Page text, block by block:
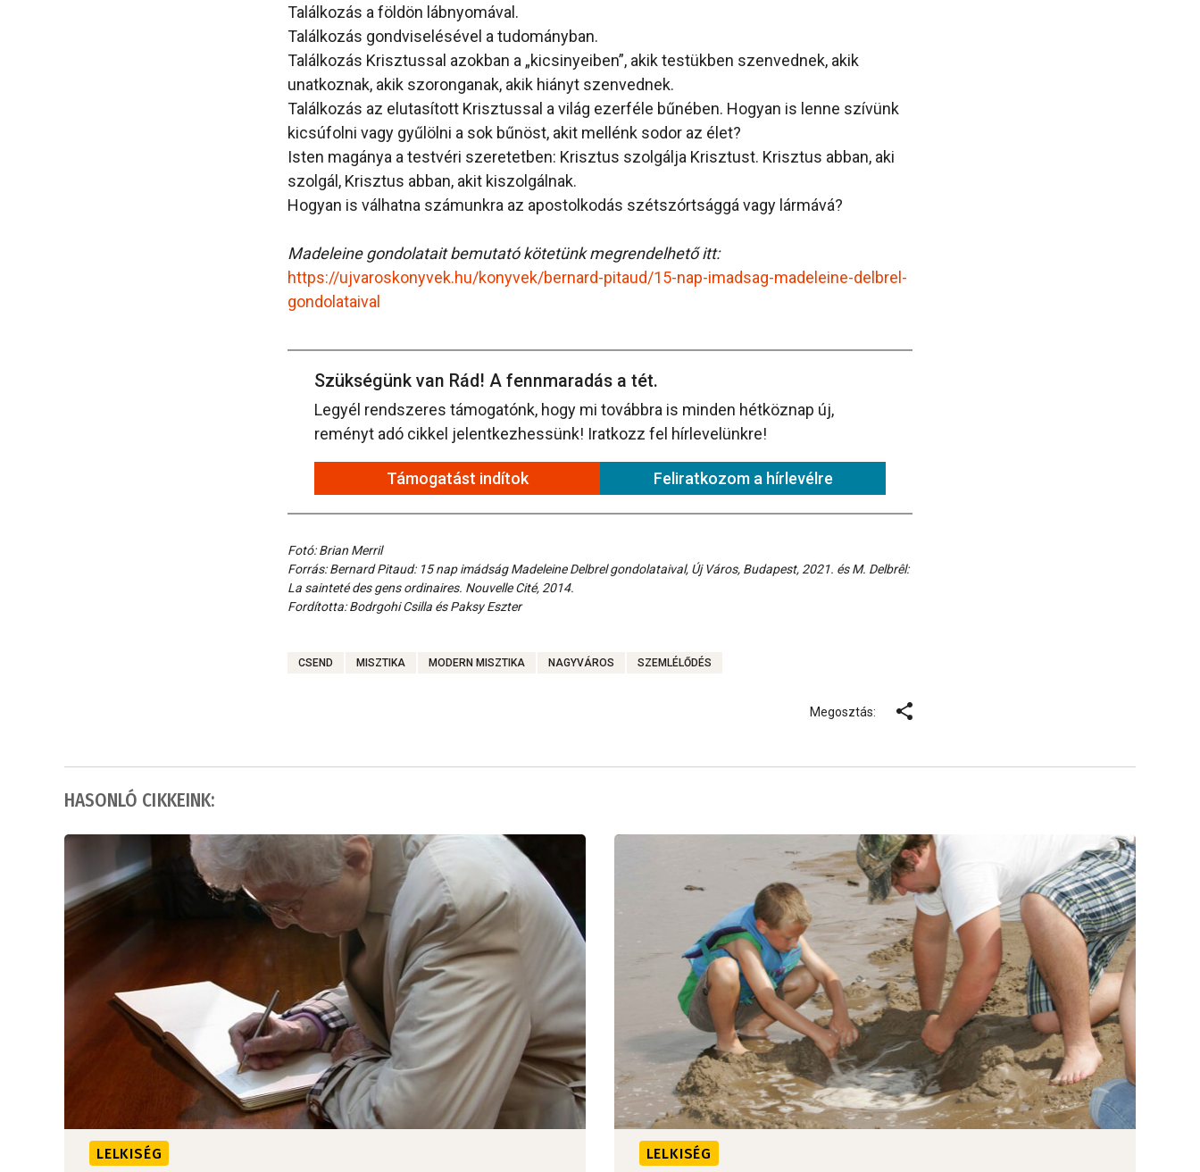
Találkozás a földön lábnyomával.
Találkozás gondviselésével a tudományban.
Találkozás Krisztussal azokban a „kicsinyeiben”, akik testükben szenvednek, akik
unatkoznak, akik szoronganak, akik hiányt szenvednek.
Találkozás az elutasított Krisztussal a világ ezerféle bűnében. Hogyan is lenne szívünk
kicsúfolni vagy gyűlölni a sok bűnöst, akit mellénk sodor az élet?
Isten magánya a testvéri szeretetben: Krisztus szolgálja Krisztust. Krisztus abban, aki
szolgál, Krisztus abban, akit kiszolgálnak.
Hogyan is válhatna számunkra az apostolkodás szétszórtsággá vagy lármává?
Madeleine gondolatait bemutató kötetünk megrendelhető itt:
https://ujvaroskonyvek.hu/konyvek/bernard-pitaud/15-nap-imadsag-madeleine-delbrel-
gondolataival
Szükségünk van Rád! A fennmaradás a tét.
Legyél rendszeres támogatónk, hogy mi továbbra is minden hétköznap új,
reményt adó cikkel jelentkezhessünk! Iratkozz fel hírlevelünkre!
Támogatást indítok Feliratkozom a hírlevélre
Fotó: Brian Merril
Forrás: Bernard Pitaud: 15 nap imádság Madeleine Delbrel gondolataival, Új Város, Budapest, 2021. és M. Delbrêl:
La sainteté des gens ordinaires. Nouvelle Cité, 2014.
Fordította: Bodrgohi Csilla és Paksy Eszter
CSEND MISZTIKA MODERN MISZTIKA NAGYVÁROS SZEMLÉLŐDÉS
Megosztás:
HASONLÓ CIKKEINK:
LELKISÉG LELKISÉG